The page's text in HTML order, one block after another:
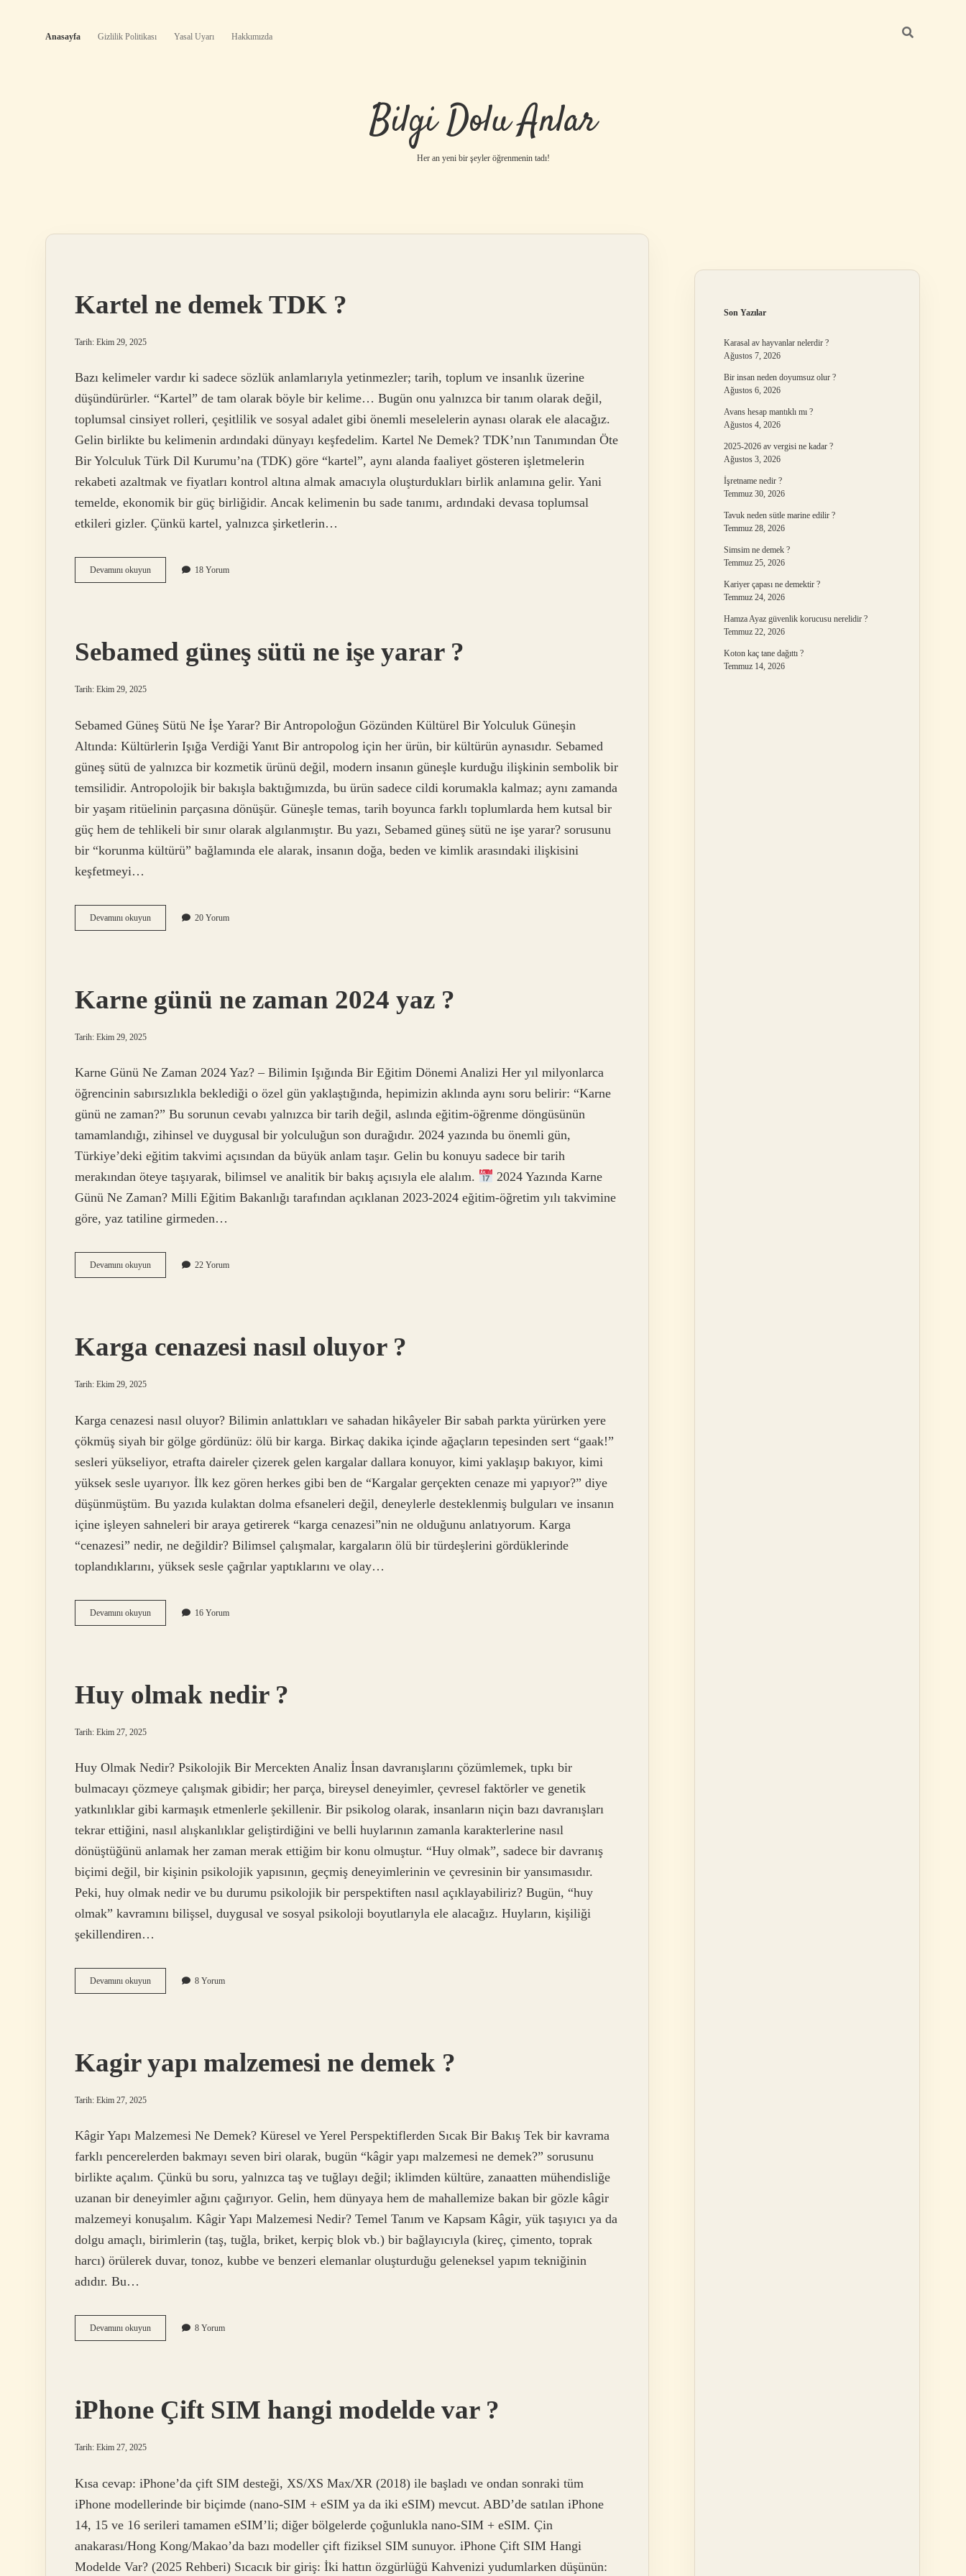
Anasayfa Gizlilik Politikası Yasal Uyarı Hakkımızda
Bilgi Dolu Anlar
Her an yeni bir şeyler öğrenmenin tadı!
Bilgi
Dolu
Anlar
Yazılar
Kartel ne demek TDK ?
Tarih: Ekim 29, 2025
Bazı kelimeler vardır ki sadece sözlük anlamlarıyla yetinmezler; tarih, toplum ve insanlık üzerine
düşündürürler. “Kartel” de tam olarak böyle bir kelime… Bugün onu yalnızca bir tanım olarak değil,
toplumsal cinsiyet rolleri, çeşitlilik ve sosyal adalet gibi önemli meselelerin aynası olarak ele alacağız.
Gelin birlikte bu kelimenin ardındaki dünyayı keşfedelim. Kartel Ne Demek? TDK’nın Tanımından Öte
Bir Yolculuk Türk Dil Kurumu’na (TDK) göre “kartel”, aynı alanda faaliyet gösteren işletmelerin
rekabeti azaltmak ve fiyatları kontrol altına almak amacıyla oluşturdukları birlik anlamına gelir. Yani
temelde, ekonomik bir güç birliğidir. Ancak kelimenin bu sade tanımı, ardındaki devasa toplumsal
etkileri gizler. Çünkü kartel, yalnızca şirketlerin…
Devamını okuyunKartel
ne
18 Yorum
Sebamed güneş sütü ne işe yarar ?
Tarih: Ekim 29, 2025
Sebamed Güneş Sütü Ne İşe Yarar? Bir Antropoloğun Gözünden Kültürel Bir Yolculuk Güneşin
Altında: Kültürlerin Işığa Verdiği Yanıt Bir antropolog için her ürün, bir kültürün aynasıdır. Sebamed
güneş sütü de yalnızca bir kozmetik ürünü değil, modern insanın güneşle kurduğu ilişkinin sembolik bir
temsilidir. Antropolojik bir bakışla baktığımızda, bu ürün sadece cildi korumakla kalmaz; aynı zamanda
bir yaşam ritüelinin parçasına dönüşür. Güneşle temas, tarih boyunca farklı toplumlarda hem kutsal bir
güç hem de tehlikeli bir sınır olarak algılanmıştır. Bu yazı, Sebamed güneş sütü ne işe yarar? sorusunu
bir “korunma kültürü” bağlamında ele alarak, insanın doğa, beden ve kimlik arasındaki ilişkisini
keşfetmeyi…
Devamını okuyunSebamed
güneş
20 Yorum
Karne günü ne zaman 2024 yaz ?
Tarih: Ekim 29, 2025
Karne Günü Ne Zaman 2024 Yaz? – Bilimin Işığında Bir Eğitim Dönemi Analizi Her yıl milyonlarca
öğrencinin sabırsızlıkla beklediği o özel gün yaklaştığında, hepimizin aklında aynı soru belirir: “Karne
günü ne zaman?” Bu sorunun cevabı yalnızca bir tarih değil, aslında eğitim-öğrenme döngüsünün
tamamlandığı, zihinsel ve duygusal bir yolculuğun son durağıdır. 2024 yazında bu önemli gün,
Türkiye’deki eğitim takvimi açısından da büyük anlam taşır. Gelin bu konuyu sadece bir tarih
merakından öteye taşıyarak, bilimsel ve analitik bir bakış açısıyla ele alalım.
2024 Yazında Karne
Günü Ne Zaman? Milli Eğitim Bakanlığı tarafından açıklanan 2023-2024 eğitim-öğretim yılı takvimine
göre, yaz tatiline girmeden…
Devamını okuyunKarne
günü
22 Yorum
Karga cenazesi nasıl oluyor ?
Tarih: Ekim 29, 2025
Karga cenazesi nasıl oluyor? Bilimin anlattıkları ve sahadan hikâyeler Bir sabah parkta yürürken yere
çökmüş siyah bir gölge gördünüz: ölü bir karga. Birkaç dakika içinde ağaçların tepesinden sert “gaak!”
sesleri yükseliyor, etrafta daireler çizerek gelen kargalar dallara konuyor, kimi yaklaşıp bakıyor, kimi
yüksek sesle uyarıyor. İlk kez gören herkes gibi ben de “Kargalar gerçekten cenaze mi yapıyor?” diye
düşünmüştüm. Bu yazıda kulaktan dolma efsaneleri değil, deneylerle desteklenmiş bulguları ve insanın
içine işleyen sahneleri bir araya getirerek “karga cenazesi”nin ne olduğunu anlatıyorum. Karga
“cenazesi” nedir, ne değildir? Bilimsel çalışmalar, kargaların ölü bir türdeşlerini gördüklerinde
toplandıklarını, yüksek sesle çağrılar yaptıklarını ve olay…
Devamını okuyunKarga
cenazesi
16 Yorum
Huy olmak nedir ?
Tarih: Ekim 27, 2025
Huy Olmak Nedir? Psikolojik Bir Mercekten Analiz İnsan davranışlarını çözümlemek, tıpkı bir
bulmacayı çözmeye çalışmak gibidir; her parça, bireysel deneyimler, çevresel faktörler ve genetik
yatkınlıklar gibi karmaşık etmenlerle şekillenir. Bir psikolog olarak, insanların niçin bazı davranışları
tekrar ettiğini, nasıl alışkanlıklar geliştirdiğini ve belli huylarının zamanla karakterlerine nasıl
dönüştüğünü anlamak her zaman merak ettiğim bir konu olmuştur. “Huy olmak”, sadece bir davranış
biçimi değil, bir kişinin psikolojik yapısının, geçmiş deneyimlerinin ve çevresinin bir yansımasıdır.
Peki, huy olmak nedir ve bu durumu psikolojik bir perspektiften nasıl açıklayabiliriz? Bugün, “huy
olmak” kavramını bilişsel, duygusal ve sosyal psikoloji boyutlarıyla ele alacağız. Huyların, kişiliği
şekillendiren…
Devamını okuyunHuy
olmak
8 Yorum
Kagir yapı malzemesi ne demek ?
Tarih: Ekim 27, 2025
Kâgir Yapı Malzemesi Ne Demek? Küresel ve Yerel Perspektiflerden Sıcak Bir Bakış Tek bir kavrama
farklı pencerelerden bakmayı seven biri olarak, bugün “kâgir yapı malzemesi ne demek?” sorusunu
birlikte açalım. Çünkü bu soru, yalnızca taş ve tuğlayı değil; iklimden kültüre, zanaatten mühendisliğe
uzanan bir deneyimler ağını çağırıyor. Gelin, hem dünyaya hem de mahallemize bakan bir gözle kâgir
malzemeyi konuşalım. Kâgir Yapı Malzemesi Nedir? Temel Tanım ve Kapsam Kâgir, yük taşıyıcı ya da
dolgu amaçlı, birimlerin (taş, tuğla, briket, kerpiç blok vb.) bir bağlayıcıyla (kireç, çimento, toprak
harcı) örülerek duvar, tonoz, kubbe ve benzeri elemanlar oluşturduğu geleneksel yapım tekniğinin
adıdır. Bu…
Devamını okuyunKagir
yapı
8 Yorum
iPhone Çift SIM hangi modelde var ?
Tarih: Ekim 27, 2025
Kısa cevap: iPhone’da çift SIM desteği, XS/XS Max/XR (2018) ile başladı ve ondan sonraki tüm
iPhone modellerinde bir biçimde (nano-SIM + eSIM ya da iki eSIM) mevcut. ABD’de satılan iPhone
14, 15 ve 16 serileri tamamen eSIM’li; diğer bölgelerde çoğunlukla nano-SIM + eSIM. Çin
anakarası/Hong Kong/Makao’da bazı modeller çift fiziksel SIM sunuyor. iPhone Çift SIM Hangi
Modelde Var? (2025 Rehberi) Sıcacık bir giriş: İki hattın özgürlüğü Kahvenizi yudumlarken düşünün:
Son Yazılar
Karasal av hayvanlar nelerdir ?
Ağustos 7, 2026
Bir insan neden doyumsuz olur ?
Ağustos 6, 2026
Avans hesap mantıklı mı ?
Ağustos 4, 2026
2025-2026 av vergisi ne kadar ?
Ağustos 3, 2026
İşretname nedir ?
Temmuz 30, 2026
Tavuk neden sütle marine edilir ?
Temmuz 28, 2026
Simsim ne demek ?
Temmuz 25, 2026
Kariyer çapası ne demektir ?
Temmuz 24, 2026
Hamza Ayaz güvenlik korucusu nerelidir ?
Temmuz 22, 2026
Koton kaç tane dağıttı ?
Temmuz 14, 2026